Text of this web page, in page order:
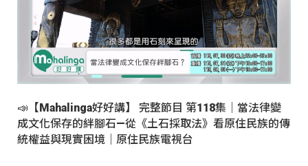
📣【Mahalinga好好講】 完整節目 第118集｜當法律變
成文化保存的絆腳石—從《土石採取法》看原住民族的傳
統權益與現實困境｜原住民族電視台